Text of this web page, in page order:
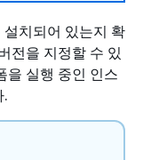
치되어 있는지 확
전을 지정할 수 있
을 실행 중인 인스
.